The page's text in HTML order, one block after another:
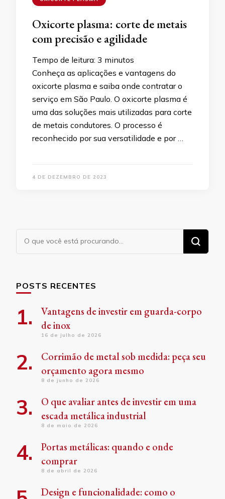
Oxicorte plasma: corte de metais
com precisão e agilidade
Tempo de leitura: 3 minutos
Conheça as aplicações e vantagens do
oxicorte plasma e saiba onde contratar o
serviço em São Paulo. O oxicorte plasma é
uma das soluções mais utilizadas para corte
de metais condutores. O processo é
reconhecido por sua versatilidade e por …
4 DE DEZEMBRO DE 2023
Procurando
algo?
POSTS RECENTES
Vantagens de investir em guarda-corpo
de inox
16 de julho de 2026
Corrimão de metal sob medida: peça seu
orçamento agora mesmo
8 de junho de 2026
O que avaliar antes de investir em uma
escada metálica industrial
8 de maio de 2026
Portas metálicas: quando e onde
comprar
8 de abril de 2026
Design e funcionalidade: como o